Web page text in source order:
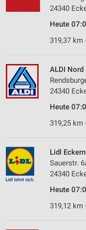
24340
Heute
319,37 km
ALDI Nord
24340
Heute
319,25 km
Lidl
Sauerstr.
24340
Heute
319,12 km